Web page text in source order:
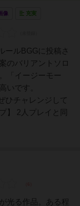
像 充実
ールBGGに投稿さ
のバリアントソロ
「イージーモー
いです。
ひチャレンジして
】 2人プレイと同
光る作品。ある程